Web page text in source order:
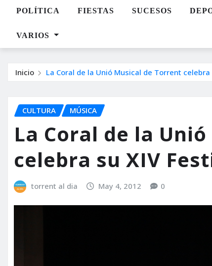
POLÍTICA FIESTAS SUCESOS
VARIOS
Inicio La Coral de la Unió Musical de Torrent celebra
CULTURA MÚSICA
La Coral de la
celebra su XIV
torrent al dia May 4, 2012 0